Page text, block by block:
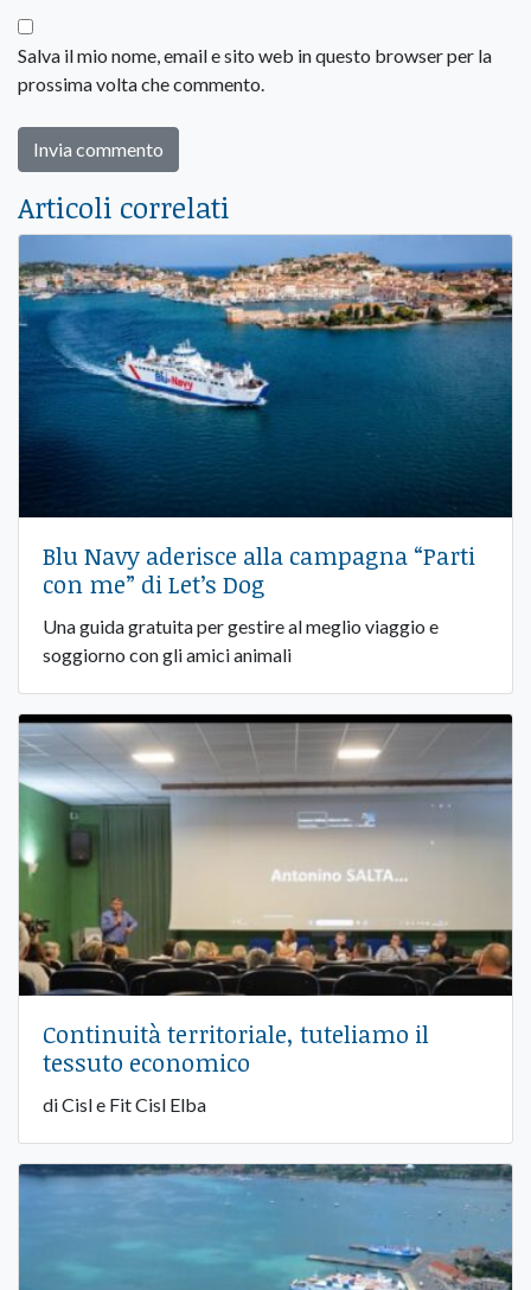
Salva il mio nome, email e sito web in questo browser per la
prossima volta che commento.
Articoli correlati
Blu Navy aderisce alla campagna “Parti
con me” di Let’s Dog
Una guida gratuita per gestire al meglio viaggio e
soggiorno con gli amici animali
Continuità territoriale, tuteliamo il
tessuto economico
di Cisl e Fit Cisl Elba